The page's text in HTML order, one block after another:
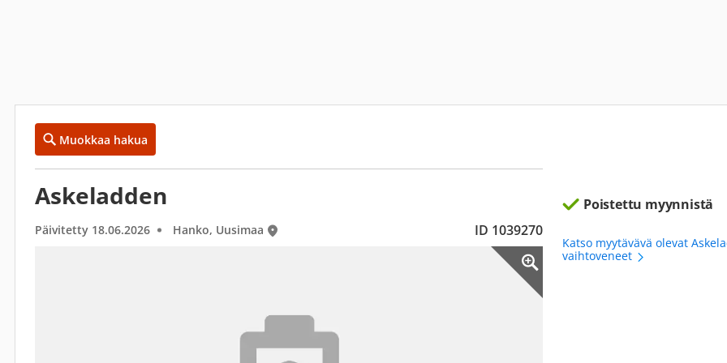
Muokkaa hakua
Askeladden
Päivitetty 18.06.2026 Hanko, Uusimaa ID 1039270
Poistettu myynnistä
Katso myytävävä olevat
vaihtoveneet